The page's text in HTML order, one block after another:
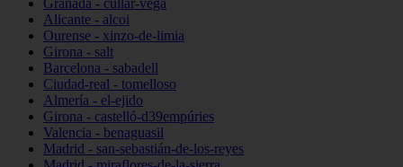
Granada - cúllar-vega
Alicante - alcoi
Ourense - xinzo-de-limia
Girona - salt
Barcelona - sabadell
Ciudad-real - tomelloso
Almería - el-ejido
Girona - castelló-d39empúries
Valencia - benaguasil
Madrid - san-sebastián-de-los-reyes